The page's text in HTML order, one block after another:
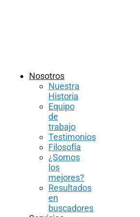
Nosotros
Nuestra
Historia
Equipo
de
trabajo
Testimonios
Filosofía
¿Somos
los
mejores?
Resultados
en
buscadores